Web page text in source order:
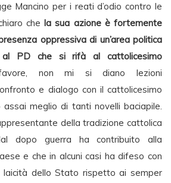
Mancino per i reati d’odio contro le
chela sua azione è fortemente
oppressiva di un’area politica
al PD che si rifà al cattolicesimo
non mi si diano lezioni
e dialogo con il cattolicesimo
assai meglio di tanti novelli baciapile.
della tradizione cattolica
dopo guerra ha contribuito alla
e che in alcuni casi ha difeso con
laicità dello Stato rispetto ai semper